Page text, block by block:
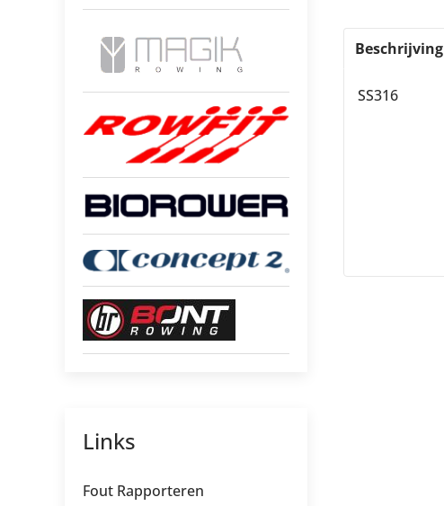
Beschrijving
SS316
Links
Fout Rapporteren